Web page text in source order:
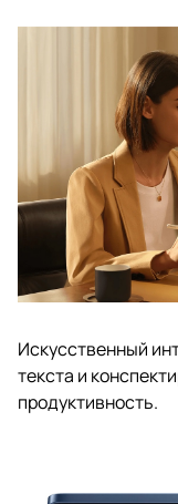
Искусственный
текста и
продуктивность.